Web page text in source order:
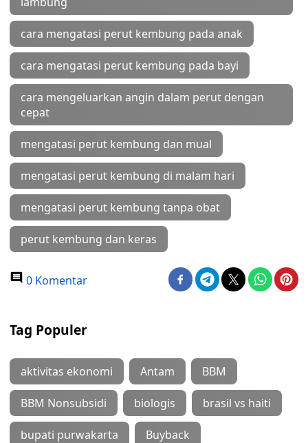
cara mengatasi perut kembung pada anak
cara mengatasi perut kembung pada bayi
cara mengeluarkan angin dalam perut dengan
cepat
mengatasi perut kembung dan mual
mengatasi perut kembung di malam hari
mengatasi perut kembung tanpa obat
perut kembung dan keras
0 Komentar
Tag Populer
aktivitas ekonomi Antam BBM
BBM Nonsubsidi biologis brasil vs haiti
bupati purwakarta Buyback